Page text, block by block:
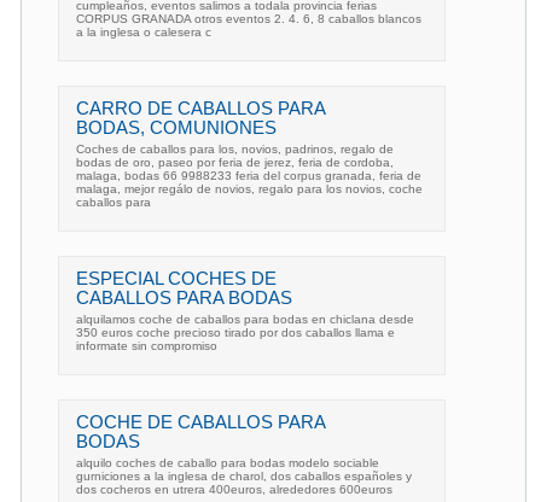
cumpleaños, eventos salimos a todala provincia ferias
CORPUS GRANADA otros eventos 2. 4. 6, 8 caballos blancos
a la inglesa o calesera c
CARRO DE CABALLOS PARA
BODAS, COMUNIONES
Coches de caballos para los, novios, padrinos, regalo de
bodas de oro, paseo por feria de jerez, feria de cordoba,
malaga, bodas 66 9988233 feria del corpus granada, feria de
malaga, mejor regálo de novios, regalo para los novios, coche
caballos para
ESPECIAL COCHES DE
CABALLOS PARA BODAS
alquilamos coche de caballos para bodas en chiclana desde
350 euros coche precioso tirado por dos caballos llama e
informate sin compromiso
COCHE DE CABALLOS PARA
BODAS
alquilo coches de caballo para bodas modelo sociable
gurniciones a la inglesa de charol, dos caballos españoles y
dos cocheros en utrera 400euros, alrededores 600euros